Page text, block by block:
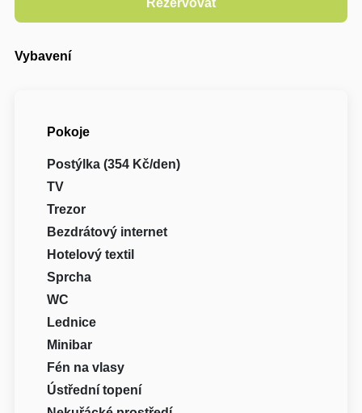
Vybavení
Pokoje
Postýlka (354 Kč/den)
TV
Trezor
Bezdrátový internet
Hotelový textil
Sprcha
WC
Lednice
Minibar
Fén na vlasy
Ústřední topení